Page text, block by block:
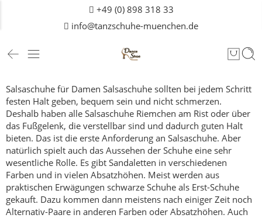
+49 (0) 898 318 33
info@tanzschuhe-muenchen.de
Salsaschuhe für Damen Salsaschuhe sollten bei jedem Schritt
festen Halt geben, bequem sein und nicht schmerzen.
Deshalb haben alle Salsaschuhe Riemchen am Rist oder über
das Fußgelenk, die verstellbar sind und dadurch guten Halt
bieten. Das ist die erste Anforderung an Salsaschuhe. Aber
natürlich spielt auch das Aussehen der Schuhe eine sehr
wesentliche Rolle. Es gibt Sandaletten in verschiedenen
Farben und in vielen Absatzhöhen. Meist werden aus
praktischen Erwägungen schwarze Schuhe als Erst-Schuhe
gekauft. Dazu kommen dann meistens nach einiger Zeit noch
Alternativ-Paare in anderen Farben oder Absatzhöhen. Auch